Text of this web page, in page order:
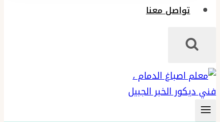
تواصل معنا